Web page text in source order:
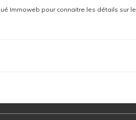
Immoweb pour connaitre les détails sur le